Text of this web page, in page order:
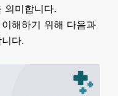
의미합니다.
해하기 위해 다음과
다.